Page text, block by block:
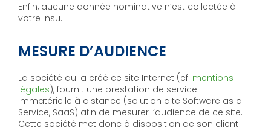
Enfin, aucune donnée nominative n’est collectée à
votre insu.
MESURE D’AUDIENCE
La société qui a créé ce site Internet (cf. mentions
légales), fournit une prestation de service
immatérielle à distance (solution dite Software as a
Service, SaaS) afin de mesurer l’audience de ce site.
Cette société met donc à disposition de son client